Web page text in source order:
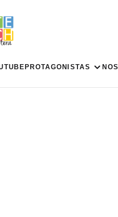
PROTAGONISTAS